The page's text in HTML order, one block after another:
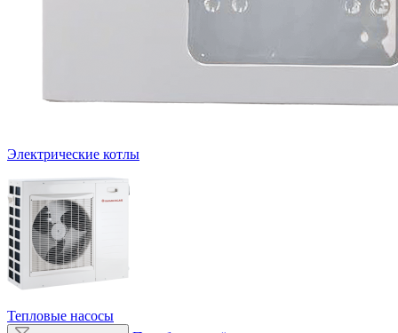
Электрические котлы
Тепловые насосы